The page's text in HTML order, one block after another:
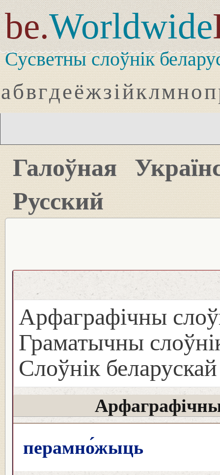
be.Worldwide
Сусветны слоўнік
абвгдеёжзійклмноп
Галоўная
Русский
Арфаграфічны
Граматычны
Слоўнік
перамно́жыць